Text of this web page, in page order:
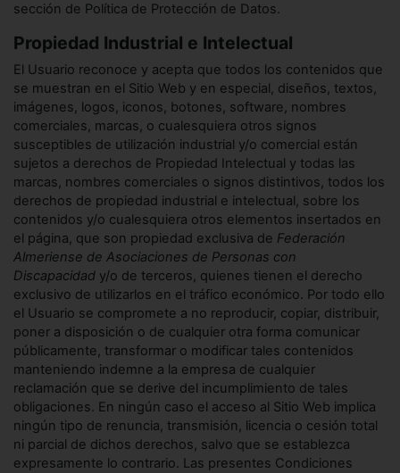
sección de Política de Protección de Datos.
Propiedad Industrial e Intelectual
El Usuario reconoce y acepta que todos los contenidos que
se muestran en el Sitio Web y en especial, diseños, textos,
imágenes, logos, iconos, botones, software, nombres
comerciales, marcas, o cualesquiera otros signos
susceptibles de utilización industrial y/o comercial están
sujetos a derechos de Propiedad Intelectual y todas las
marcas, nombres comerciales o signos distintivos, todos los
derechos de propiedad industrial e intelectual, sobre los
contenidos y/o cualesquiera otros elementos insertados en
el página, que son propiedad exclusiva de Federación
Almeriense de Asociaciones de Personas con
Discapacidad y/o de terceros, quienes tienen el derecho
exclusivo de utilizarlos en el tráfico económico. Por todo ello
el Usuario se compromete a no reproducir, copiar, distribuir,
poner a disposición o de cualquier otra forma comunicar
públicamente, transformar o modificar tales contenidos
manteniendo indemne a la empresa de cualquier
reclamación que se derive del incumplimiento de tales
obligaciones. En ningún caso el acceso al Sitio Web implica
ningún tipo de renuncia, transmisión, licencia o cesión total
ni parcial de dichos derechos, salvo que se establezca
expresamente lo contrario. Las presentes Condiciones